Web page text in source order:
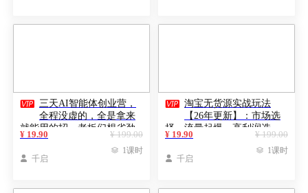
 三天AI智能体创业营，
全程没虚的，全是拿来
就能用的招，老板们想省劲
搞增长，这课直接对标结果
¥ 199.00
¥ 19.90
 千启
 1课时
 淘宝无货源实战玩法
【26年更新】：市场选
择、流量起爆、高利润选
品，单店月利润1-4w
¥ 199.00
¥ 19.90
 千启
 1课时